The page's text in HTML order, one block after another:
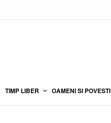
TIMP LIBER OAMENI SI POVESTI